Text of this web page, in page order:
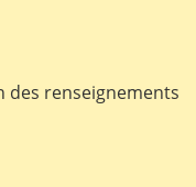
des renseignements